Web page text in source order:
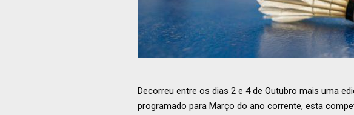
Decorreu entre os dias 2 e 4 de Outubro mais uma
programado para Março do ano corrente, esta